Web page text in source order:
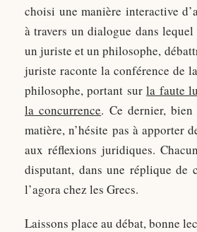
choisi une manière interactive
à travers un dialogue dans lequel
un juriste et un philosophe,
juriste raconte la conférence de
philosophe, portant surla faute
la concurrence. Ce dernier,
matière, n’hésite pas à apporter
aux réflexions juridiques.
disputant, dans une réplique de
l’agora chez les Grecs.
Laissons place au débat, bonne